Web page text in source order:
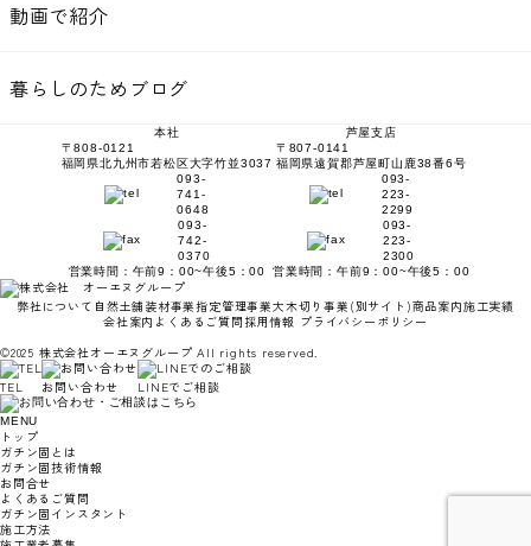
動画で紹介
暮らしのためブログ
本社
〒808-0121
福岡県北九州市若松区大字竹並3037
093-
741-
0648
093-
742-
0370
営業時間：午前9：00~午後5：00
芦屋支店
〒807-0141
福岡県遠賀郡芦屋町山鹿38番6号
093-
223-
2299
093-
223-
2300
営業時間：午前9：00~午後5：00
弊社について 自然土舗装材事業指定管理事業大木切り事業 (別サイト)商品案内施工実績
会社案内 よくあるご質問 採用情報 プライバシーポリシー
©2025 株式会社オーエヌグループ All rights reserved.
TEL
お問い合わせ LINEでご相談
MENU
トップ
ガチン固とは
ガチン固技術情報
お問合せ
よくあるご質問
ガチン固インスタント
施工方法